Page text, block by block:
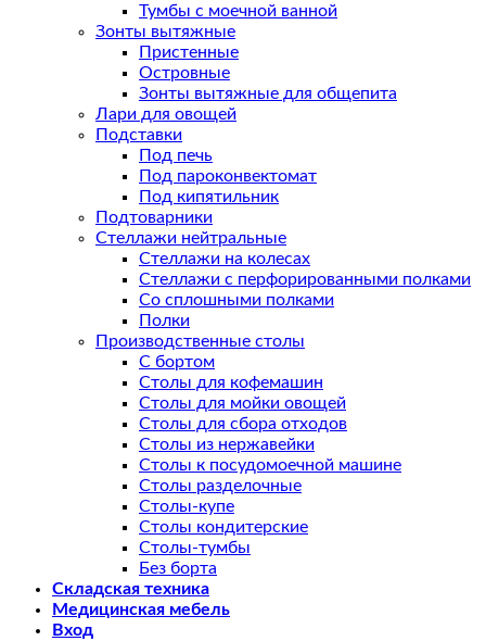
Тумбы с моечной ванной
Зонты вытяжные
Пристенные
Островные
Зонты вытяжные для общепита
Лари для овощей
Подставки
Под печь
Под пароконвектомат
Под кипятильник
Подтоварники
Стеллажи нейтральные
Стеллажи на колесах
Стеллажи с перфорированными полками
Со сплошными полками
Полки
Производственные столы
С бортом
Столы для кофемашин
Столы для мойки овощей
Столы для сбора отходов
Столы из нержавейки
Столы к посудомоечной машине
Столы разделочные
Столы-купе
Столы кондитерские
Столы-тумбы
Без борта
Складская техника
Медицинская мебель
Вход